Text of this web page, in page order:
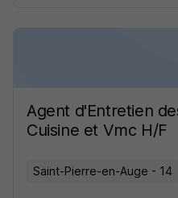
Agent d'Entretien
Cuisine et Vmc H/F
Saint-Pierre-en-Auge - 14